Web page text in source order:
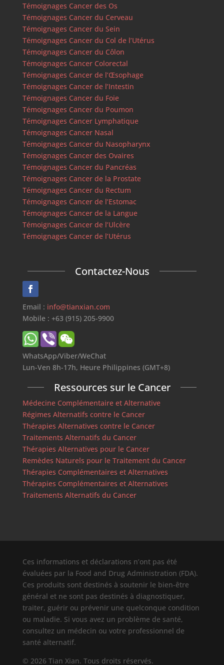
Témoignages Cancer des Os
Témoignages Cancer du Cerveau
Témoignages Cancer du Sein
Témoignages Cancer du Col de l’Utérus
Témoignages Cancer du Côlon
Témoignages Cancer Colorectal
Témoignages Cancer de l’Œsophage
Témoignages Cancer de l’Intestin
Témoignages Cancer du Foie
Témoignages Cancer du Poumon
Témoignages Cancer Lymphatique
Témoignages Cancer Nasal
Témoignages Cancer du Nasopharynx
Témoignages Cancer des Ovaires
Témoignages Cancer du Pancréas
Témoignages Cancer de la Prostate
Témoignages Cancer du Rectum
Témoignages Cancer de l’Estomac
Témoignages Cancer de la Langue
Témoignages Cancer de l’Ulcère
Témoignages Cancer de l’Utérus
Contactez-Nous
Email : info@tianxian.com
Mobile : +63 (915) 205-9900
WhatsApp/Viber/WeChat
Lun-Ven 8h-17h, Heure Philippines (GMT+8)
Ressources sur le Cancer
Médecine Complémentaire et Alternative
Régimes Alternatifs contre le Cancer
Thérapies Alternatives contre le Cancer
Traitements Alternatifs du Cancer
Thérapies Alternatives pour le Cancer
Remèdes Naturels pour le Traitement du Cancer
Thérapies Complémentaires et Alternatives
Thérapies Complémentaires et Alternatives
Traitements Alternatifs du Cancer
Ces informations et déclarations n’ont pas été
évaluées par la Food and Drug Administration (FDA).
Ces produits sont destinés à soutenir le bien-être
général et ne sont pas destinés à diagnostiquer,
traiter, guérir ou prévenir une quelconque condition
ou maladie. Si vous avez un problème de santé,
consultez un médecin ou votre professionnel de
santé alternatif.
© 2026 Tian Xian. Tous droits réservés.